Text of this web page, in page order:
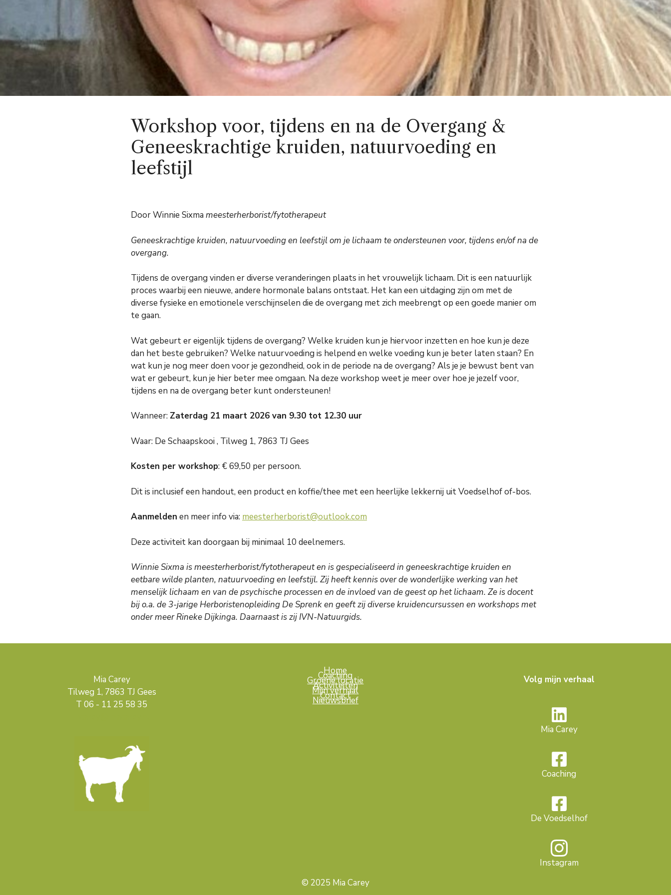
Workshop voor, tijdens en na de Overgang &
Geneeskrachtige kruiden, natuurvoeding en
leefstijl
Door Winnie Sixma meesterherborist/fytotherapeut
Geneeskrachtige kruiden, natuurvoeding en leefstijl om je lichaam te ondersteunen voor, tijdens en/of na de
overgang.
Tijdens de overgang vinden er diverse veranderingen plaats in het vrouwelijk lichaam. Dit is een natuurlijk
proces waarbij een nieuwe, andere hormonale balans ontstaat. Het kan een uitdaging zijn om met de
diverse fysieke en emotionele verschijnselen die de overgang met zich meebrengt op een goede manier om
te gaan.
Wat gebeurt er eigenlijk tijdens de overgang? Welke kruiden kun je hiervoor inzetten en hoe kun je deze
dan het beste gebruiken? Welke natuurvoeding is helpend en welke voeding kun je beter laten staan? En
wat kun je nog meer doen voor je gezondheid, ook in de periode na de overgang? Als je je bewust bent van
wat er gebeurt, kun je hier beter mee omgaan. Na deze workshop weet je meer over hoe je jezelf voor,
tijdens en na de overgang beter kunt ondersteunen!
Wanneer: Zaterdag 21 maart 2026 van 9.30 tot 12.30 uur
Waar: De Schaapskooi , Tilweg 1, 7863 TJ Gees
Kosten per workshop: € 69,50 per persoon.
Dit is inclusief een handout, een product en koffie/thee met een heerlijke lekkernij uit Voedselhof of-bos.
Aanmelden en meer info via: meesterherborist@outlook.com
Deze activiteit kan doorgaan bij minimaal 10 deelnemers.
Winnie Sixma is meesterherborist/fytotherapeut en is gespecialiseerd in geneeskrachtige kruiden en
eetbare wilde planten, natuurvoeding en leefstijl. Zij heeft kennis over de wonderlijke werking van het
menselijk lichaam en van de psychische processen en de invloed van de geest op het lichaam. Ze is docent
bij o.a. de 3-jarige Herboristenopleiding De Sprenk en geeft zij diverse kruidencursussen en workshops met
onder meer Rineke Dijkinga. Daarnaast is zij IVN-Natuurgids.
Mia Carey
Tilweg 1, 7863 TJ Gees
T 06 - 11 25 58 35
Home
Coaching
Groene locatie
Activiteiten
Mijn verhaal
Contact
Nieuwsbrief
Volg mijn verhaal
Mia Carey
Coaching
De Voedselhof
Instagram
© 2025 Mia Carey